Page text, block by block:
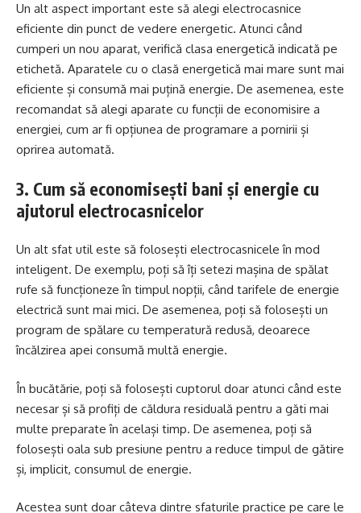
Un alt aspect important este să alegi electrocasnice
eficiente din punct de vedere energetic. Atunci când
cumperi un nou aparat, verifică clasa energetică indicată pe
etichetă. Aparatele cu o clasă energetică mai mare sunt mai
eficiente și consumă mai puțină energie. De asemenea, este
recomandat să alegi aparate cu funcții de economisire a
energiei, cum ar fi opțiunea de programare a pornirii și
oprirea automată.
3. Cum să economisești bani și energie cu
ajutorul electrocasnicelor
Un alt sfat util este să folosești electrocasnicele în mod
inteligent. De exemplu, poți să îți setezi mașina de spălat
rufe să funcționeze în timpul nopții, când tarifele de energie
electrică sunt mai mici. De asemenea, poți să folosești un
program de spălare cu temperatură redusă, deoarece
încălzirea apei consumă multă energie.
În bucătărie, poți să folosești cuptorul doar atunci când este
necesar și să profiți de căldura residuală pentru a găti mai
multe preparate în același timp. De asemenea, poți să
folosești oala sub presiune pentru a reduce timpul de gătire
și, implicit, consumul de energie.
Acestea sunt doar câteva dintre sfaturile practice pe care le